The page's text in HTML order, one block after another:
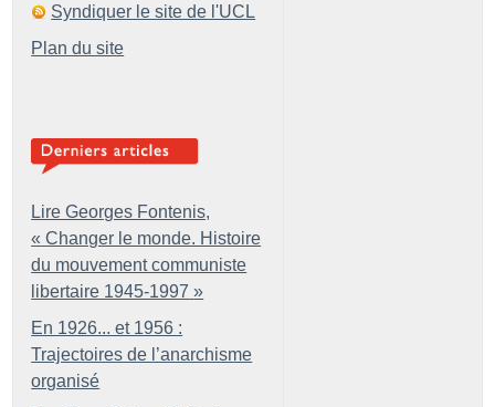
Syndiquer le site de l'UCL
Plan du site
Lire Georges Fontenis,
« Changer le monde. Histoire
du mouvement communiste
libertaire 1945-1997 »
En 1926... et 1956 :
Trajectoires de l’anarchisme
organisé